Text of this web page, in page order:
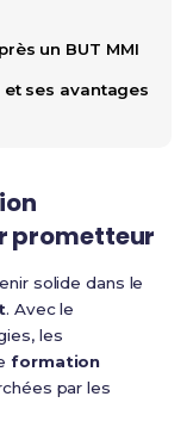
un BUT MMI
et ses avantages
prometteur
solide dans le
. Avec le
les
formation
par les